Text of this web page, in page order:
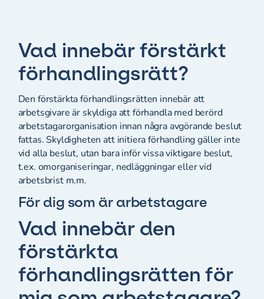
Vad innebär förstärkt
förhandlingsrätt?
Den förstärkta förhandlingsrätten innebär att
arbetsgivare är skyldiga att förhandla med berörd
arbetstagarorganisation innan några avgörande beslut
fattas. Skyldigheten att initiera förhandling gäller inte
vid alla beslut, utan bara inför vissa viktigare beslut,
t.ex. omorganiseringar, nedläggningar eller vid
arbetsbrist m.m.
För dig som är arbetstagare
Vad innebär den
förstärkta
förhandlingsrätten för